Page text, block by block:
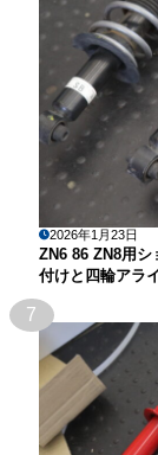
2026年1月23日
ZN6 86 ZN8用シ
付けと四輪アラ
7